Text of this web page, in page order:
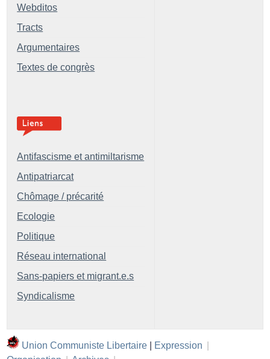
Webditos
Tracts
Argumentaires
Textes de congrès
Antifascisme et antimiltarisme
Antipatriarcat
Chômage / précarité
Ecologie
Politique
Réseau international
Sans-papiers et migrant.e.s
Syndicalisme
Union Communiste Libertaire Expression